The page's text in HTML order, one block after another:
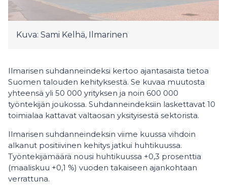
Kuva: Sami Kelhä, Ilmarinen
Ilmarisen suhdanneindeksi kertoo ajantasaista tietoa
Suomen talouden kehityksestä. Se kuvaa muutosta
yhteensä yli 50 000 yrityksen ja noin 600 000
työntekijän joukossa. Suhdanneindeksiin laskettavat 10
toimialaa kattavat valtaosan yksityisestä sektorista.
Ilmarisen suhdanneindeksin viime kuussa vihdoin
alkanut positiivinen kehitys jatkui huhtikuussa.
Työntekijämäärä nousi huhtikuussa +0,3 prosenttia
(maaliskuu +0,1 %) vuoden takaiseen ajankohtaan
verrattuna.